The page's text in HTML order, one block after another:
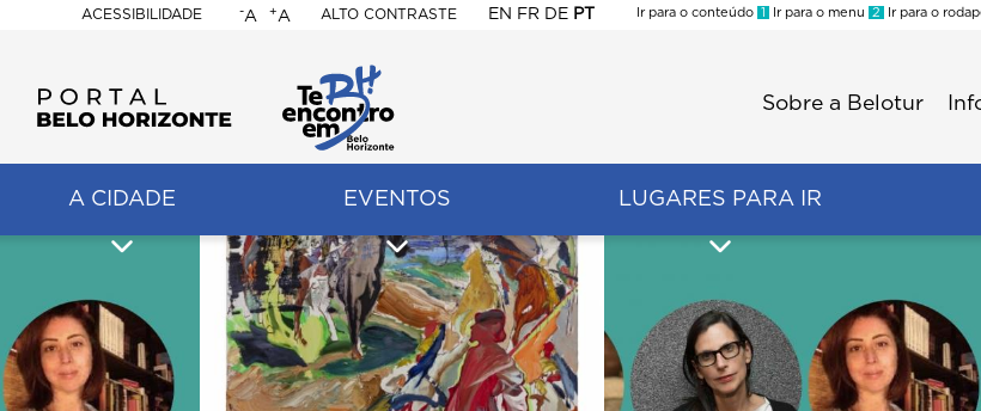
ACESSIBILIDADE
BELO
HORIZONTE
-A +A ALTO CONTRASTE EN FR DE PT
Ir para o conteúdo 1 Ir para o menu 2 Ir para o
Sobre a Belotur
A CIDADE EVENTOS LUGARES PARA IR